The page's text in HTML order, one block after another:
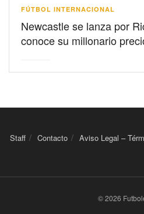
FÚTBOL INTERNACIONAL
Newcastle se lanza por
conoce su millonario
Staff Contacto Aviso Legal –
© 2026